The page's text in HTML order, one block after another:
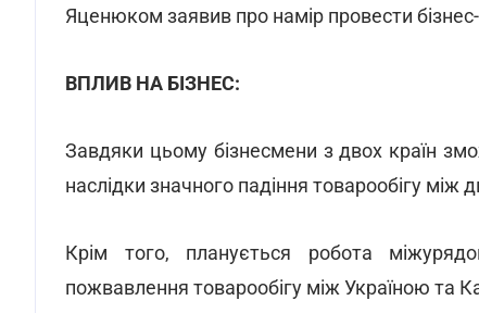
Яценюком заявив про намір провести
ВПЛИВ НА БІЗНЕС:
Завдяки цьому бізнесмени з двох країн
наслідки значного падіння товарообігу між
Крім того, планується робота
пожвавлення товарообігу між Україною та